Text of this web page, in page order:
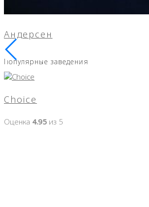
Андерсен
Популярные заведения
Choice
Оценка 4.95 из 5